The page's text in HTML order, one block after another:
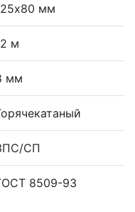
мм
м
мм
СП
8509-93